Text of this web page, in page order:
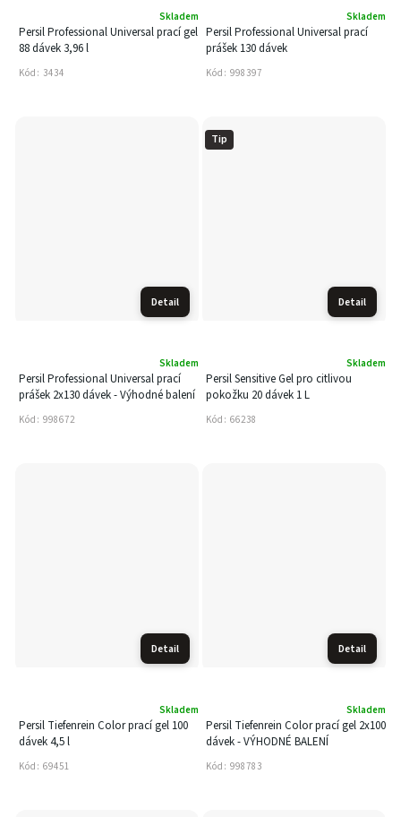
Persil Professional Universal prací gel
88 dávek 3,96 l
Skladem
Kód: 3434
Persil Professional Universal prací
prášek 130 dávek
Skladem
Kód: 998397
Detail
Persil Professional Universal prací
prášek 2x130 dávek - Výhodné balení
Skladem
Kód: 998672
Tip
Detail
Persil Sensitive Gel pro citlivou
pokožku 20 dávek 1 L
Skladem
Kód: 66238
Detail
Persil Tiefenrein Color prací gel 100
dávek 4,5 l
Skladem
Kód: 69451
Detail
Persil Tiefenrein Color prací gel 2x100
dávek - VÝHODNÉ BALENÍ
Skladem
Kód: 998783